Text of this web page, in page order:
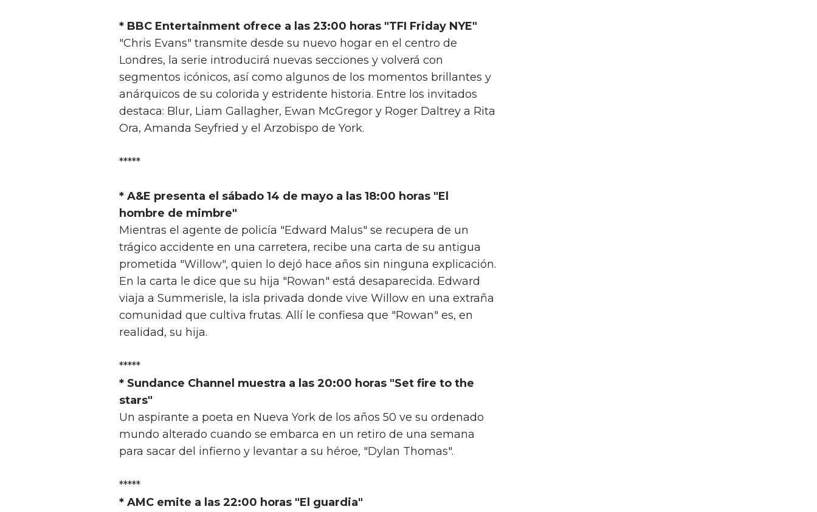
* BBC Entertainment ofrece a las 23:00 horas "TFI Friday NYE"
"Chris Evans" transmite desde su nuevo hogar en el centro de
Londres, la serie introducirá nuevas secciones y volverá con
segmentos icónicos, así como algunos de los momentos brillantes y
anárquicos de su colorida y estridente historia. Entre los invitados
destaca: Blur, Liam Gallagher, Ewan McGregor y Roger Daltrey a Rita
Ora, Amanda Seyfried y el Arzobispo de York.
*****
* A&E presenta el sábado 14 de mayo a las 18:00 horas "El
hombre de mimbre"
Mientras el agente de policía "Edward Malus" se recupera de un
trágico accidente en una carretera, recibe una carta de su antigua
prometida "Willow", quien lo dejó hace años sin ninguna explicación.
En la carta le dice que su hija "Rowan" está desaparecida. Edward
viaja a Summerisle, la isla privada donde vive Willow en una extraña
comunidad que cultiva frutas. Allí le confiesa que "Rowan" es, en
realidad, su hija.
*****
* Sundance Channel muestra a las 20:00 horas "Set fire to the
stars"
Un aspirante a poeta en Nueva York de los años 50 ve su ordenado
mundo alterado cuando se embarca en un retiro de una semana
para sacar del infierno y levantar a su héroe, "Dylan Thomas".
*****
* AMC emite a las 22:00 horas "El guardia"